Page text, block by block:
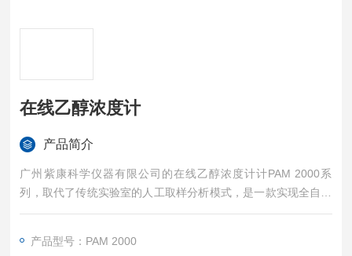
在线乙醇浓度计
产品简介
广州紫康科学仪器有限公司的在线乙醇浓度计计PAM 2000系
列，取代了传统实验室的人工取样分析模式，是一款实现全自动
取样、测定、排液、清洗、校准等工作程序的工业在线过程分析
用酒精、工业酒精、烟用酒精、化学试剂乙醇、工业用乙醇和无
产品型号：PAM 2000